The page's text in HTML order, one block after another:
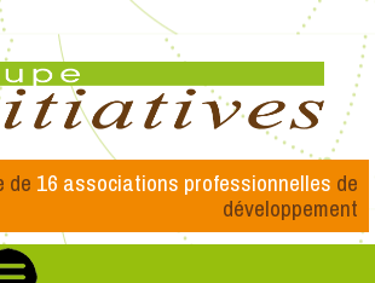
de 16 associations professionnelles de
développement